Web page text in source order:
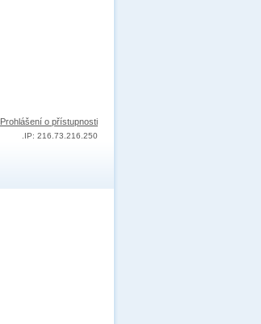
Prohlášení o přístupnosti
IP: 216.73.216.250